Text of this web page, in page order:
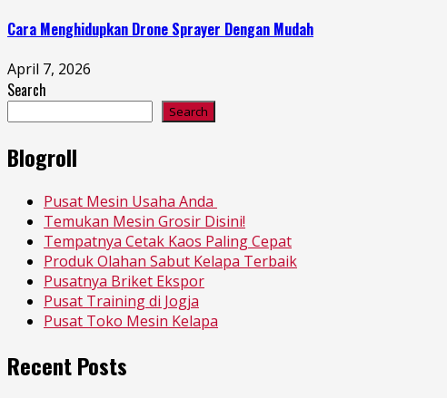
Cara Menghidupkan Drone Sprayer Dengan Mudah
April 7, 2026
Search
Search
Blogroll
Pusat Mesin Usaha Anda
Temukan Mesin Grosir Disini!
Tempatnya Cetak Kaos Paling Cepat
Produk Olahan Sabut Kelapa Terbaik
Pusatnya Briket Ekspor
Pusat Training di Jogja
Pusat Toko Mesin Kelapa
Recent Posts